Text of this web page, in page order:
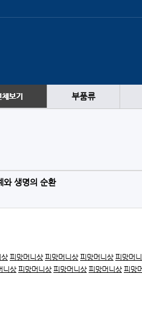
부품류
와 생명의 순환
피망머니상 피망머니상 피망머니상 피망머
니상 피망머니상 피망머니상 피망머니상 피망